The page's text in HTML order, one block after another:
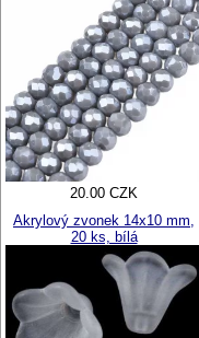
20.00 CZK
Akrylový zvonek 14x10 mm,
20 ks, bílá